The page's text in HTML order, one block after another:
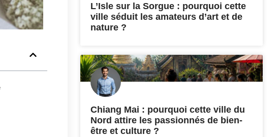
L’Isle sur la Sorgue : pourquoi cette
ville séduit les amateurs d’art et de
nature ?
Chiang Mai : pourquoi cette ville du
Nord attire les passionnés de bien-
être et culture ?